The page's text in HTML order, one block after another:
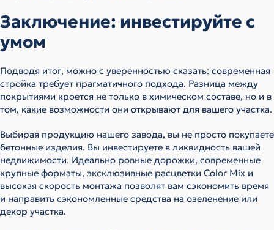
Заключение: инвестируйте с
умом
Подводя итог, можно с уверенностью сказать: современная
стройка требует прагматичного подхода. Разница между
покрытиями кроется не только в химическом составе, но и в
том, какие возможности они открывают для вашего участка.
Выбирая продукцию нашего завода, вы не просто покупаете
бетонные изделия. Вы инвестируете в ликвидность вашей
недвижимости. Идеально ровные дорожки, современные
крупные форматы, эксклюзивные расцветки Color Mix и
высокая скорость монтажа позволят вам сэкономить время
и направить сэкономленные средства на озеленение или
декор участка.